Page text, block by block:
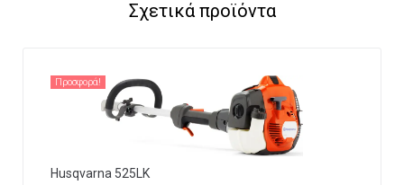
Σχετικά προϊόντα
Προσφορά!
Husqvarna 525LK